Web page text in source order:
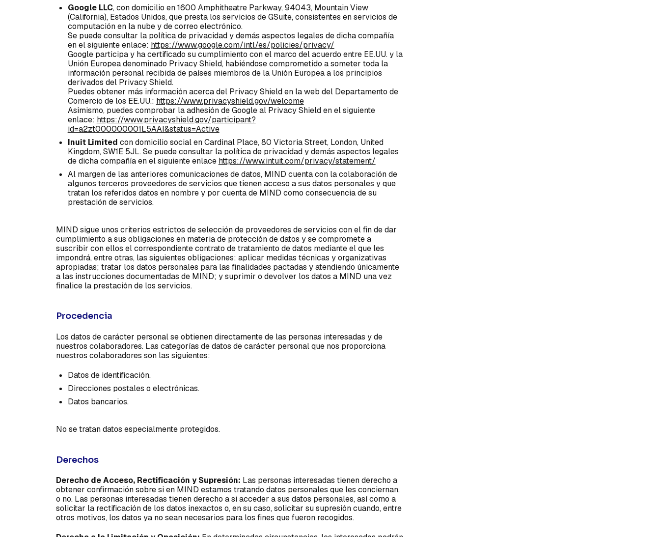
Google LLC, con domicilio en 1600 Amphitheatre Parkway, 94043, Mountain View
(California), Estados Unidos, que presta los servicios de GSuite, consistentes en servicios de
computación en la nube y de correo electrónico.
Se puede consultar la política de privacidad y demás aspectos legales de dicha compañía
en el siguiente enlace: https://www.google.com/intl/es/policies/privacy/
Google participa y ha certificado su cumplimiento con el marco del acuerdo entre EE.UU. y la
Unión Europea denominado Privacy Shield, habiéndose comprometido a someter toda la
información personal recibida de países miembros de la Unión Europea a los principios
derivados del Privacy Shield.
Puedes obtener más información acerca del Privacy Shield en la web del Departamento de
Comercio de los EE.UU.: https://www.privacyshield.gov/welcome
Asimismo, puedes comprobar la adhesión de Google al Privacy Shield en el siguiente
enlace: https://www.privacyshield.gov/participant?
id=a2zt000000001L5AAI&status=Active
Inuit Limited con domicilio social en Cardinal Place, 80 Victoria Street, London, United
Kingdom, SW1E 5JL. Se puede consultar la política de privacidad y demás aspectos legales
de dicha compañía en el siguiente enlace https://www.intuit.com/privacy/statement/
Al margen de las anteriores comunicaciones de datos, MIND cuenta con la colaboración de
algunos terceros proveedores de servicios que tienen acceso a sus datos personales y que
tratan los referidos datos en nombre y por cuenta de MIND como consecuencia de su
prestación de servicios.
MIND sigue unos criterios estrictos de selección de proveedores de servicios con el fin de dar
cumplimiento a sus obligaciones en materia de protección de datos y se compromete a
suscribir con ellos el correspondiente contrato de tratamiento de datos mediante el que les
impondrá, entre otras, las siguientes obligaciones: aplicar medidas técnicas y organizativas
apropiadas; tratar los datos personales para las finalidades pactadas y atendiendo únicamente
a las instrucciones documentadas de MIND; y suprimir o devolver los datos a MIND una vez
finalice la prestación de los servicios.
Procedencia
Los datos de carácter personal se obtienen directamente de las personas interesadas y de
nuestros colaboradores. Las categorías de datos de carácter personal que nos proporciona
nuestros colaboradores son las siguientes:
Datos de identificación.
Direcciones postales o electrónicas.
Datos bancarios.
No se tratan datos especialmente protegidos.
Derechos
Derecho de Acceso, Rectificación y Supresión: Las personas interesadas tienen derecho a
obtener confirmación sobre si en MIND estamos tratando datos personales que les conciernan,
o no. Las personas interesadas tienen derecho a si acceder a sus datos personales, así como a
solicitar la rectificación de los datos inexactos o, en su caso, solicitar su supresión cuando, entre
otros motivos, los datos ya no sean necesarios para los fines que fueron recogidos.